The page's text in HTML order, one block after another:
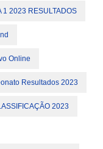
1 2023 RESULTADOS
Online
Resultados 2023
2023